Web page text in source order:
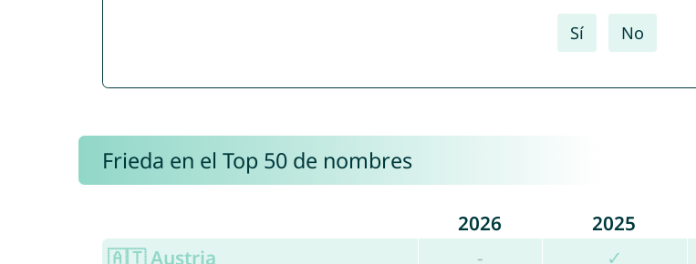
Sí No
Frieda en el Top 50 de nombres
2026 2025
🇦🇹 Austria
- ✓